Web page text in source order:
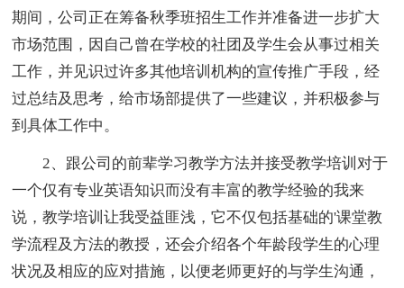
期间，公司正在筹备秋季班招生工作并准备进一步扩大
市场范围，因自己曾在学校的社团及学生会从事过相关
工作，并见识过许多其他培训机构的宣传推广手段，经
过总结及思考，给市场部提供了一些建议，并积极参与
到具体工作中。
2、跟公司的前辈学习教学方法并接受教学培训对于
一个仅有专业英语知识而没有丰富的教学经验的我来
说，教学培训让我受益匪浅，它不仅包括基础的'课堂教
学流程及方法的教授，还会介绍各个年龄段学生的心理
状况及相应的应对措施，以便老师更好的与学生沟通，